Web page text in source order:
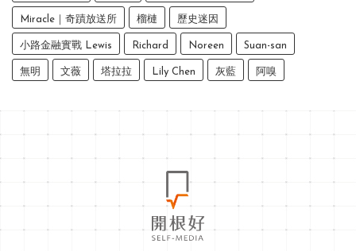
Miracle｜奇蹟放送所 榴槤 歷史迷因
小路金融實戰 Lewis Richard Noreen Suan-san
無明 文薇 塔拉拉 Lily Chen 灰藍 阿嗅